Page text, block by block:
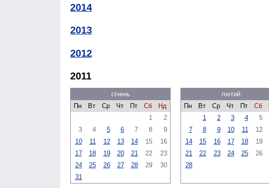
2014
2013
2012
2011
січень
Пн
Вт Ср Чт Пт Сб
Нд
1
2
3
4 5 6 7 8
9
10
11 12 13 14 15
16
17
18 19 20 21 22
23
24
25 26 27 28 29
30
31
лютий
Пн
Вт Ср Чт Пт Сб
1
2 3 4 5
7
8 9 10 11 12
14
15 16 17 18 19
21
22 23 24 25 26
28